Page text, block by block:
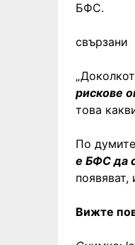
БФС.
свързани
рискове
това
По
е БФС да
Вижте